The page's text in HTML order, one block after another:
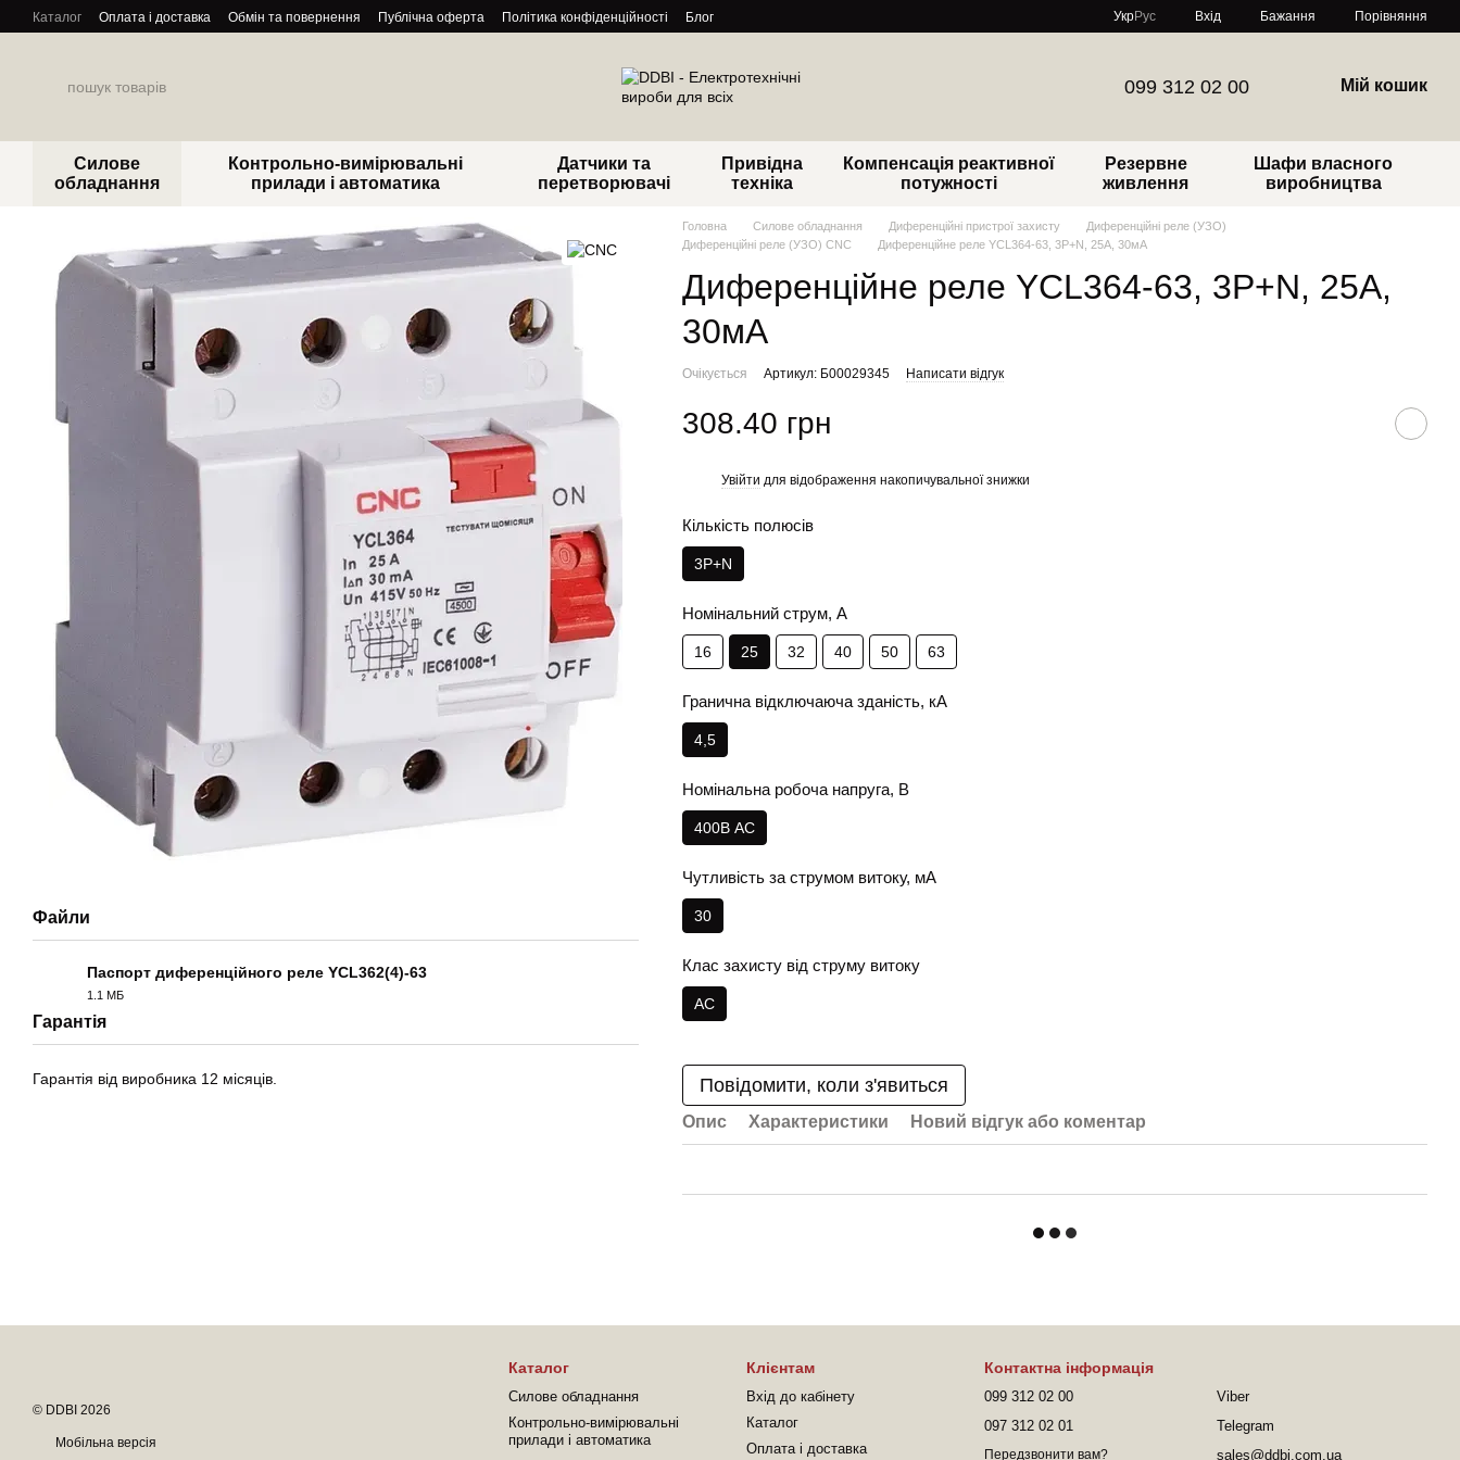
Перейти до основного контенту
Каталог Оплата і доставка Обмін та повернення Публічна оферта Політика конфіденційності Блог УкрРус Вхід Бажання Порівняння
099 312 02 00 Мій кошик
Силове
обладнання
Контрольно-вимірювальні
прилади і автоматика
Датчики та
перетворювачі
Привідна
техніка
Компенсація реактивної
потужності
Резервне
живлення
Шафи власного
виробництва
Файли
Паспорт диференційного реле YCL362(4)-63
1.1 МБ
Гарантія
Гарантія від виробника 12 місяців.
Головна Силове обладнання Диференційні пристрої захисту
Диференційні реле (УЗО)
Диференційні реле (УЗО) CNC
Диференційне реле YCL364-63, 3P+N, 25A, 30мA
Диференційне реле YCL364-63, 3P+N, 25A,
30мA
Очікується Артикул: Б00029345 Написати відгук
308.40 грн
Увійти для відображення накопичувальної знижки
Кількість полюсів
3Р+N
Номінальний струм, А
16 25 32 40 50 63
Гранична відключаюча зданість, кА
4,5
Номінальна робоча напруга, В
400В АС
Чутливість за струмом витоку, мА
30
Клас захисту від струму витоку
AC
Повідомити, коли з'явиться
Опис Характеристики Новий відгук або коментар
© DDBI 2026
Мобільна версія
Каталог
Силове обладнання
Контрольно-вимірювальні
прилади і автоматика
Клієнтам
Вхід до кабінету
Каталог
Оплата і доставка
Контактна інформація
099 312 02 00
097 312 02 01
Передзвонити вам?
Viber
Telegram
sales@ddbi.com.ua